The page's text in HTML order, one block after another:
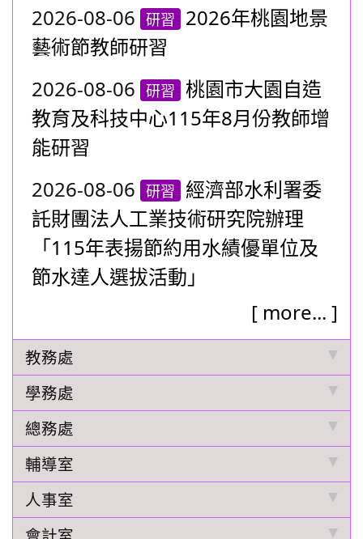
2026-08-06 研習
2026年桃園地景
藝術節教師研習
2026-08-06 研習 桃園市大園自造
教育及科技中心115年8月份教師增
能研習
2026-08-06 研習
經濟部水利署委
託財團法人工業技術研究院辦理
「115年表揚節約用水績優單位及
節水達人選拔活動」
[ more... ]
教務處
學務處
總務處
輔導室
人事室